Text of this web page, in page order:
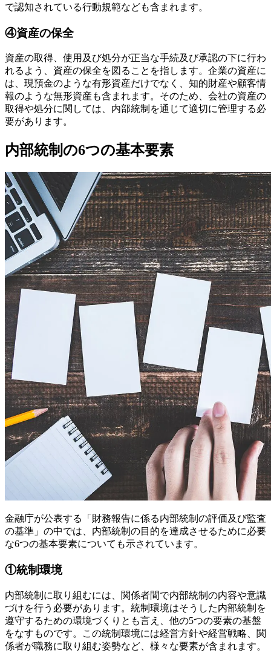
で認知されている行動規範なども含まれます。
④資産の保全
資産の取得、使用及び処分が正当な手続及び承認の下に行わ
れるよう、資産の保全を図ることを指します。企業の資産に
は、現預金のような有形資産だけでなく、知的財産や顧客情
報のような無形資産も含まれます。そのため、会社の資産の
取得や処分に関しては、内部統制を通じて適切に管理する必
要があります。
内部統制の6つの基本要素
金融庁が公表する「財務報告に係る内部統制の評価及び監査
の基準」の中では、内部統制の目的を達成させるために必要
な6つの基本要素についても示されています。
①統制環境
内部統制に取り組むには、関係者間で内部統制の内容や意識
づけを行う必要があります。統制環境はそうした内部統制を
遵守するための環境づくりとも言え、他の5つの要素の基盤
をなすものです。この統制環境には経営方針や経営戦略、関
係者が職務に取り組む姿勢など、様々な要素が含まれます。